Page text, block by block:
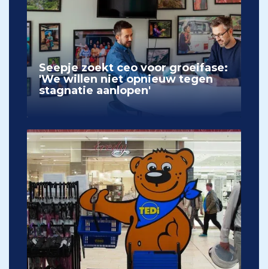
Seepje zoekt ceo voor groeifase:
'We willen niet opnieuw tegen
stagnatie aanlopen'